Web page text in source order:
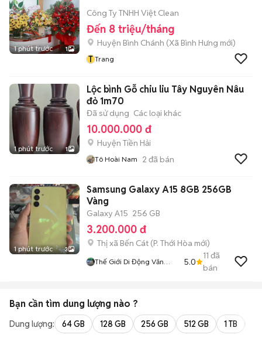
1 phút trước 1
Công Ty TNHH Việt Clean
Đến 8 triệu/tháng
Huyện Bình Chánh (Xã Bình Hưng mới)
T Trang
1 phút trước 1
Lộc bình Gỗ chiu liu Tây Nguyên Nâu
đỏ 1m70
Đã sử dụng Các loại khác
10.000.000 đ
Huyện Tiền Hải
Tô Hoài Nam 2 đã bán
1 phút trước 3
Samsung Galaxy A15 8GB 256GB
Vàng
Galaxy A15 256 GB
3.200.000 đ
Thị xã Bến Cát (P. Thới Hòa mới)
Thế Giới Di Động Văn
5.0
11 đã
bán
Bạn cần tìm dung lượng nào ?
Dung lượng: 64 GB 128 GB 256 GB 512 GB 1 TB